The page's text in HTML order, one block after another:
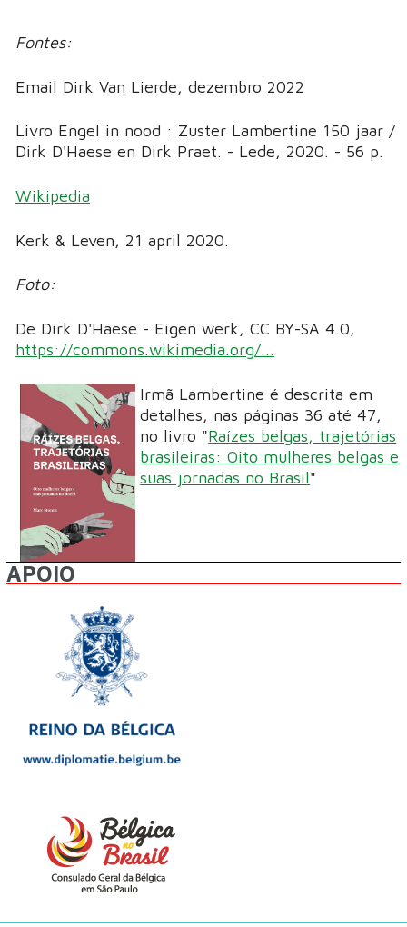
Fontes:
Email Dirk Van Lierde, dezembro 2022
Livro Engel in nood : Zuster Lambertine 150 jaar /
Dirk D'Haese en Dirk Praet. - Lede, 2020. - 56 p.
Wikipedia
Kerk & Leven, 21 april 2020.
Foto:
De Dirk D'Haese - Eigen werk, CC BY-SA 4.0,
https://commons.wikimedia.org/...
Irmã Lambertine é descrita em
detalhes, nas páginas 36 até 47,
no livro "Raízes belgas, trajetórias
brasileiras: Oito mulheres belgas e
suas jornadas no Brasil"
APOIO